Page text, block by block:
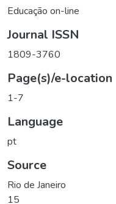
Educação on-line
Journal ISSN
1809-3760
Page(s)/e-location
1-7
Language
pt
Source
Rio de Janeiro
15